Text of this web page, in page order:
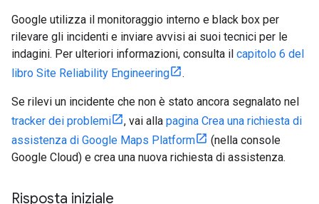
Google utilizza il monitoraggio interno e black box per
rilevare gli incidenti e inviare avvisi ai suoi tecnici per le
indagini. Per ulteriori informazioni, consulta il capitolo 6 del
libro Site Reliability Engineering
.
Se rilevi un incidente che non è stato ancora segnalato nel
tracker dei problemi
, vai alla pagina Crea una richiesta di
assistenza di Google Maps Platform
(nella console
Google Cloud) e crea una nuova richiesta di assistenza.
Risposta iniziale